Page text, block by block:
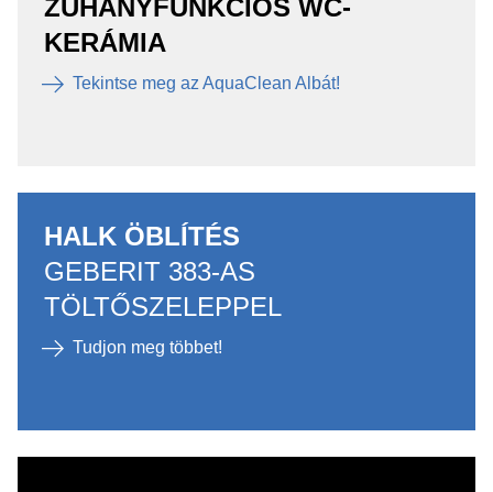
ZUHANYFUNKCIÓS WC-
KERÁMIA
Tekintse meg az AquaClean Albát!
HALK ÖBLÍTÉS
GEBERIT 383-AS
TÖLTŐSZELEPPEL
Tudjon meg többet!